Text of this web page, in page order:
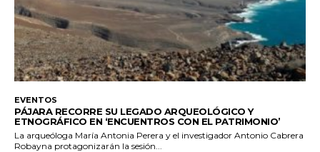
EVENTOS
PÁJARA RECORRE SU LEGADO ARQUEOLÓGICO Y
ETNOGRÁFICO EN ‘ENCUENTROS CON EL PATRIMONIO’
La arqueóloga María Antonia Perera y el investigador Antonio Cabrera
Robayna protagonizarán la sesión...